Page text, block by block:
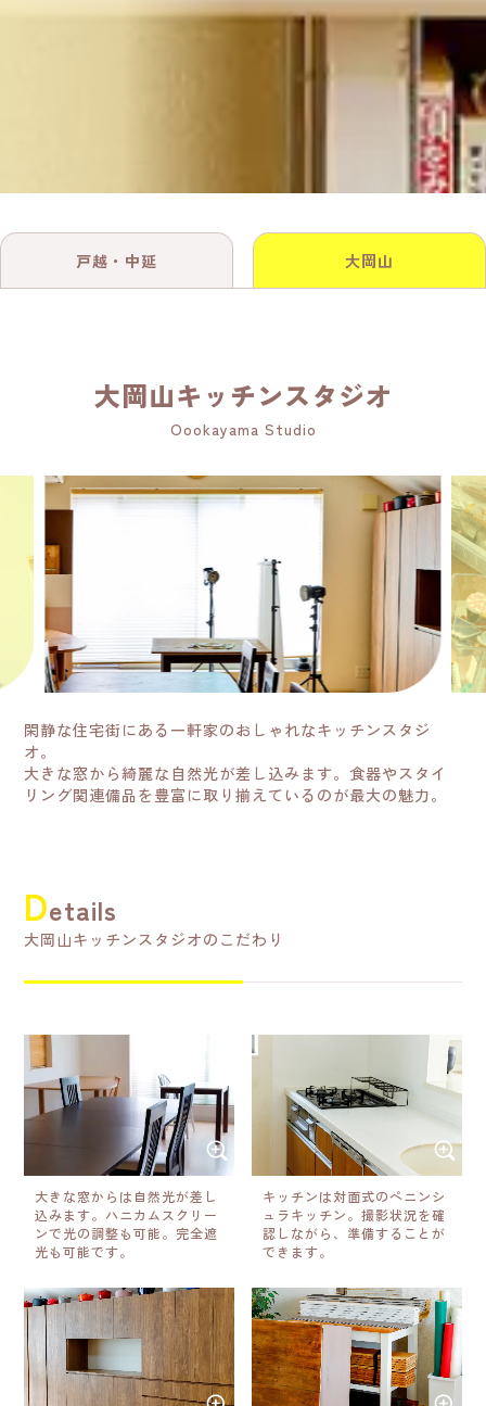
戸越・中延 大岡山
大岡山キッチンスタジオ
Oookayama Studio
閑静な住宅街にある一軒家のおしゃれなキッチンスタジ
オ。
大きな窓から綺麗な自然光が差し込みます。食器やスタイ
リング関連備品を豊富に取り揃えているのが最大の魅力。
Details
大岡山キッチンスタジオのこだわり
大きな窓からは自然光が差し
込みます。ハニカムスクリー
ンで光の調整も可能。完全遮
光も可能です。
キッチンは対面式のペニンシ
ュラキッチン。撮影状況を確
認しながら、準備することが
できます。